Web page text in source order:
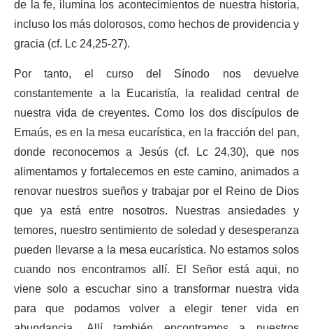
de la fe, ilumina los acontecimientos de nuestra historia,
incluso los más dolorosos, como hechos de providencia y
gracia (cf. Lc 24,25-27).
Por tanto, el curso del Sínodo nos devuelve
constantemente a la Eucaristía, la realidad central de
nuestra vida de creyentes. Como los dos discípulos de
Emaús, es en la mesa eucarística, en la fracción del pan,
donde reconocemos a Jesús (cf. Lc 24,30), que nos
alimentamos y fortalecemos en este camino, animados a
renovar nuestros sueños y trabajar por el Reino de Dios
que ya está entre nosotros. Nuestras ansiedades y
temores, nuestro sentimiento de soledad y desesperanza
pueden llevarse a la mesa eucarística. No estamos solos
cuando nos encontramos allí. El Señor está aqui, no
viene solo a escuchar sino a transformar nuestra vida
para que podamos volver a elegir tener vida en